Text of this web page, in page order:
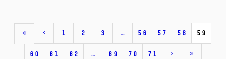
1 2 3 … 56 57 58 59
60 61 62 … 69 70 71